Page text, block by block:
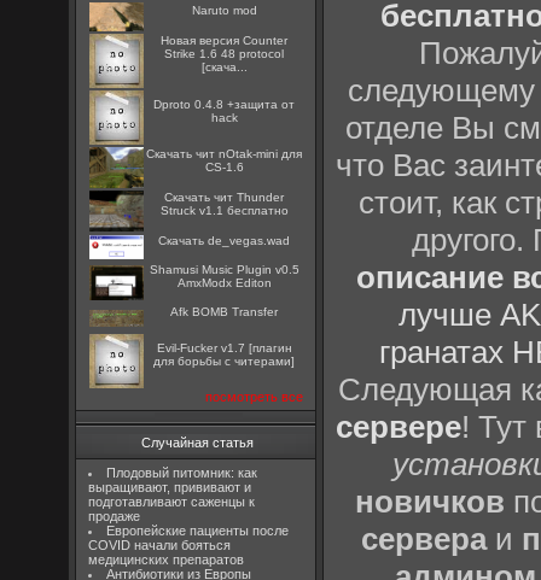
Naruto mod
Новая версия Counter
Strike 1.6 48 protocol
[скача...
Dproto 0.4.8 +защита от
hack
Скачать чит nOtak-mini для
CS-1.6
Скачать чит Thunder
Struck v1.1 бесплатно
Скачать de_vegas.wad
Shamusi Music Plugin v0.5
AmxModx Editon
Afk BOMB Transfer
Evil-Fucker v1.7 [плагин
для борьбы с читерами]
посмотреть все
Случайная статья
Плодовый питомник: как
выращивают, прививают и
подготавливают саженцы к
продаже
Европейские пациенты после
COVID начали бояться
медицинских препаратов
Антибиотики из Европы
отделе Вы
что Вас
стоит, как
описание
лучше
гранатах
Следующая
сервере! Тут
новичков
сервераи